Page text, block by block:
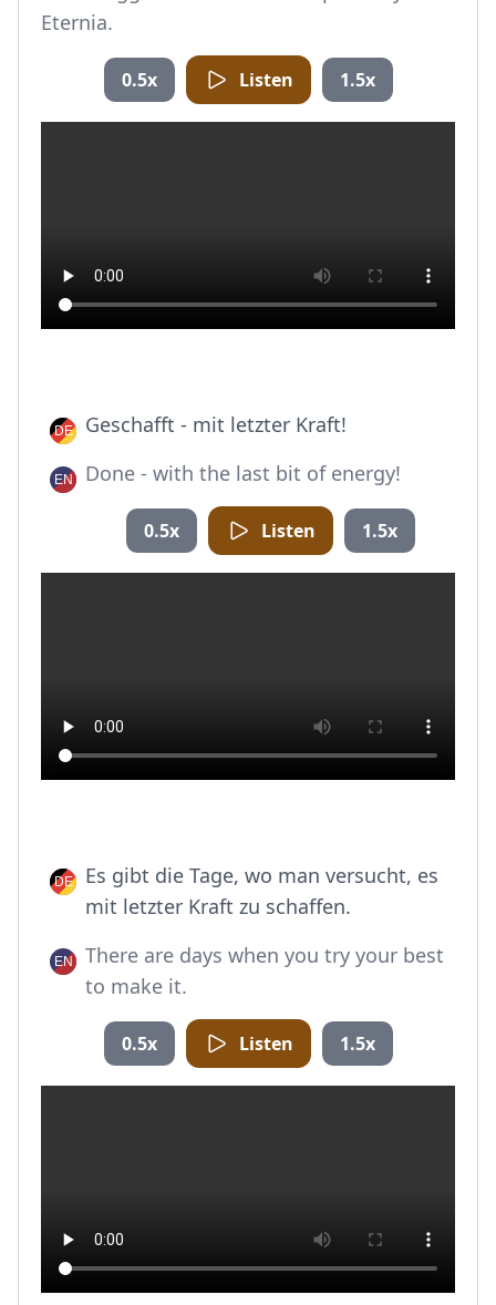
Eternia.
0.5x Listen 1.5x
Geschafft - mit letzter Kraft!
Done - with the last bit of energy!
0.5x Listen 1.5x
Es gibt die Tage, wo man versucht, es
mit letzter Kraft zu schaffen.
There are days when you try your best
to make it.
0.5x Listen 1.5x